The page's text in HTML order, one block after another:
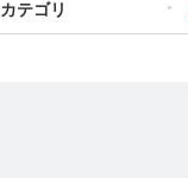
カテゴリ